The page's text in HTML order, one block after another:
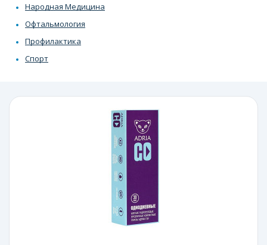
Народная Медицина
Офтальмология
Профилактика
Спорт